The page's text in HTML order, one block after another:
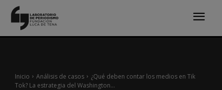
Inicio Análisis de casos
¿Qué deben contar los medios en Tik
Tok? La estrategia del Washington...